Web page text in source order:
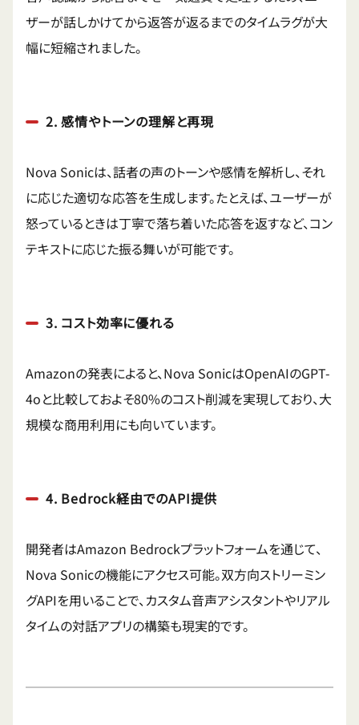
ザーが話しかけてから返答が返るまでのタイムラグが大
幅に短縮されました。
2. 感情やトーンの理解と再現
Nova Sonicは、話者の声のトーンや感情を解析し、それ
に応じた適切な応答を生成します。たとえば、ユーザーが
怒っているときは丁寧で落ち着いた応答を返すなど、コン
テキストに応じた振る舞いが可能です。
3. コスト効率に優れる
Amazonの発表によると、Nova SonicはOpenAIのGPT-
4oと比較しておよそ80%のコスト削減を実現しており、大
規模な商用利用にも向いています。
4. Bedrock経由でのAPI提供
開発者はAmazon Bedrockプラットフォームを通じて、
Nova Sonicの機能にアクセス可能。双方向ストリーミン
グAPIを用いることで、カスタム音声アシスタントやリアル
タイムの対話アプリの構築も現実的です。